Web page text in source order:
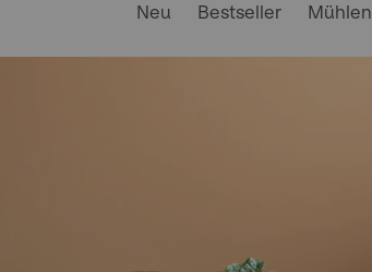
Neu Bestseller Mühlen